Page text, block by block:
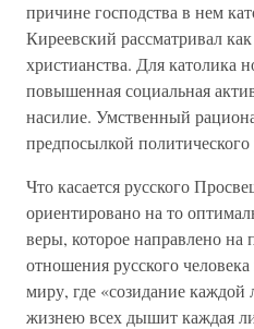
причине господства в нем
Киреевский рассматривал
христианства. Для католика
повышенная социальная
насилие. Умственный
предпосылкой политического
Что касается русского
ориентировано на то
веры, которое направлено на
отношения русского
миру, где «созидание каждой
жизнею всех дышит каждая